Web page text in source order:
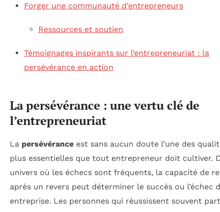
Forger une communauté d’entrepreneurs
Ressources et soutien
Témoignages inspirants sur l’entrepreneuriat : la
persévérance en action
La persévérance : une vertu clé de
l’entrepreneuriat
La persévérance est sans aucun doute l’une des
plus essentielles que tout entrepreneur doit cultiver.
univers où les échecs sont fréquents, la capacité de
après un revers peut déterminer le succès ou l’échec
entreprise. Les personnes qui réussissent souvent